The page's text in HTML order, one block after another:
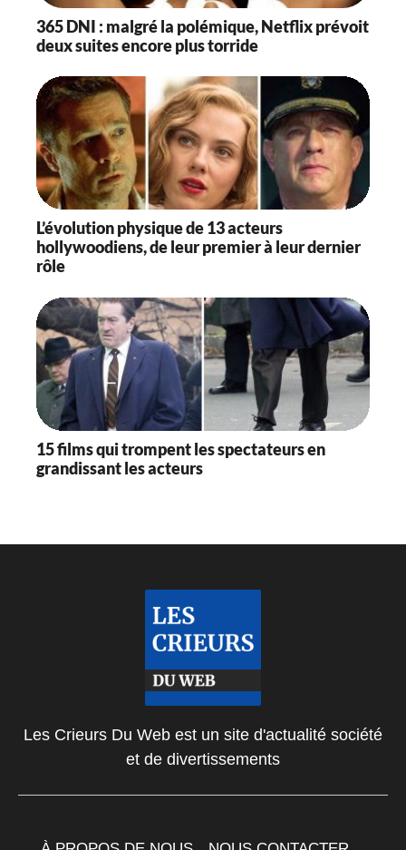
365 DNI : malgré la polémique, Netflix prévoit
deux suites encore plus torride
L’évolution physique de 13 acteurs
hollywoodiens, de leur premier à leur dernier
rôle
15 films qui trompent les spectateurs en
grandissant les acteurs
Les Crieurs Du Web est un site d'actualité société
et de divertissements